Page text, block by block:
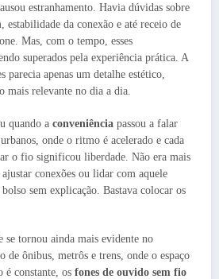
estranhamento. Havia dúvidas sobre
estabilidade da conexão e até receio de
Mas, com o tempo, esses
superados pela experiência prática. A
parecia apenas um detalhe estético,
mais relevante no dia a dia.
quando a conveniência passou a falar
onde o ritmo é acelerado e cada
o fio significou liberdade. Não era mais
conexões ou lidar com aquele
sem explicação. Bastava colocar os
se tornou ainda mais evidente no
de ônibus, metrôs e trens, onde o espaço
constante, os fones de ouvido sem fio